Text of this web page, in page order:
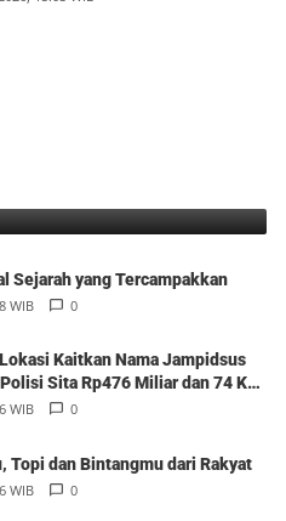
Sejarah yang Tercampakkan
WIB 0
Kaitkan Nama Jampidsus
Sita Rp476 Miliar dan 74 Kg
WIB 0
Topi dan Bintangmu dari Rakyat
WIB 0